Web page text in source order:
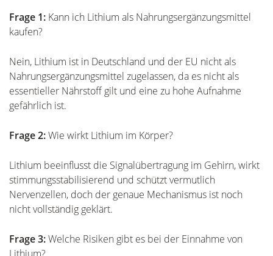
Frage 1: Kann ich Lithium als Nahrungsergänzungsmittel
kaufen?
Nein, Lithium ist in Deutschland und der EU nicht als
Nahrungsergänzungsmittel zugelassen, da es nicht als
essentieller Nährstoff gilt und eine zu hohe Aufnahme
gefährlich ist.
Frage 2:Wie wirkt Lithium im Körper?
Lithium beeinflusst die Signalübertragung im Gehirn, wirkt
stimmungsstabilisierend und schützt vermutlich
Nervenzellen, doch der genaue Mechanismus ist noch
nicht vollständig geklärt.
Frage 3:Welche Risiken gibt es bei der Einnahme von